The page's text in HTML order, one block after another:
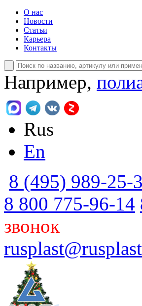
О нас
Новости
Статьи
Карьера
Контакты
Например,
Rus
En
8 (495) 989-25-
8 800 775-96-14
звонок